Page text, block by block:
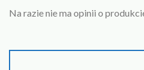
Na razie nie ma opinii o